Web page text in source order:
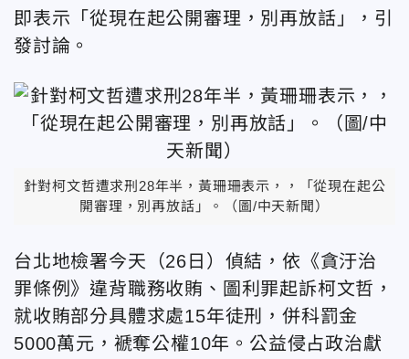
即表示「從現在起公開審理，別再放話」，引
發討論。
針對柯文哲遭求刑28年半，黃珊珊表示，，「從現在起公
開審理，別再放話」。（圖/中天新聞）
台北地檢署今天（26日）偵結，依《貪汙治
罪條例》違背職務收賄、圖利罪起訴柯文哲，
就收賄部分具體求處15年徒刑，併科罰金
5000萬元，褫奪公權10年。公益侵占政治獻